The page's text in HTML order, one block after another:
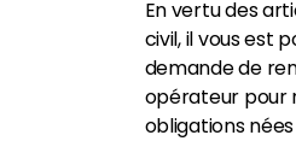
En vertu des
civil, il vous est
demande de
opérateur pour
obligations